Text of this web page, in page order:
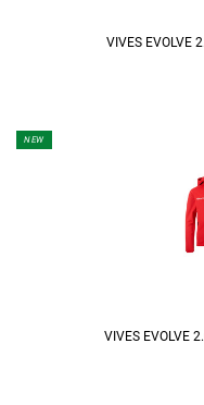
VIVES EVOLVE
NEW
VIVES EVOLVE